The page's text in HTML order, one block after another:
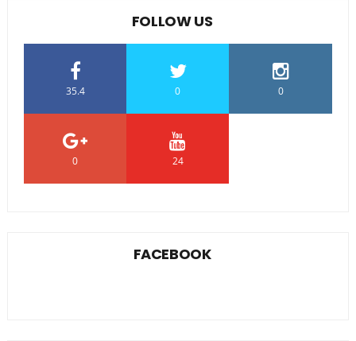
FOLLOW US
35.4 0 0
0 24
FACEBOOK